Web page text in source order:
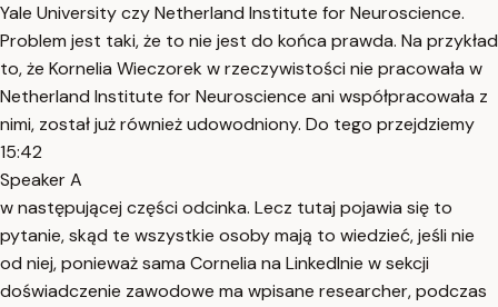
Yale University czy Netherland Institute for Neuroscience.
Problem jest taki, że to nie jest do końca prawda. Na przykład
to, że Kornelia Wieczorek w rzeczywistości nie pracowała w
Netherland Institute for Neuroscience ani współpracowała z
nimi, został już również udowodniony. Do tego przejdziemy
15:42
Speaker A
w następującej części odcinka. Lecz tutaj pojawia się to
pytanie, skąd te wszystkie osoby mają to wiedzieć, jeśli nie
od niej, ponieważ sama Cornelia na LinkedInie w sekcji
doświadczenie zawodowe ma wpisane researcher, podczas